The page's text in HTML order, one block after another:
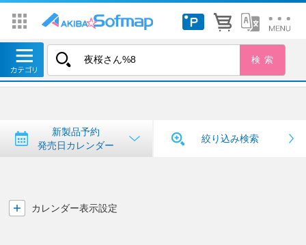
トップ ＞ 新製品予約・発売日カレンダー
新製品予約・発売日カレンダー
新製品予約
発売日カレンダー
絞り込み検索
カレンダー表示設定